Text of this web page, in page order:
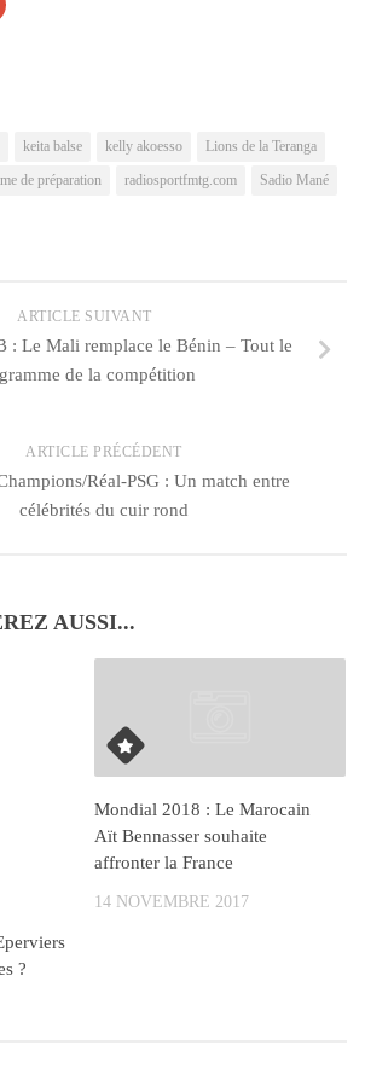
keita balse kelly akoesso
Lions de la Teranga
de préparation radiosportfmtg.com
Sadio Mané
ARTICLE SUIVANT
: Le Mali remplace le Bénin – Tout le
de la compétition
ARTICLE PRÉCÉDENT
Réal-PSG : Un match entre
célébrités du cuir rond
AUSSI...
?
Mondial 2018 : Le Marocain
Aït Bennasser souhaite
affronter la France
14 NOVEMBRE 2017